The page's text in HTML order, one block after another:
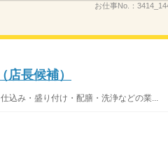
お仕事No.：
店長候補）
込み・盛り付け・配膳・洗浄などの業...